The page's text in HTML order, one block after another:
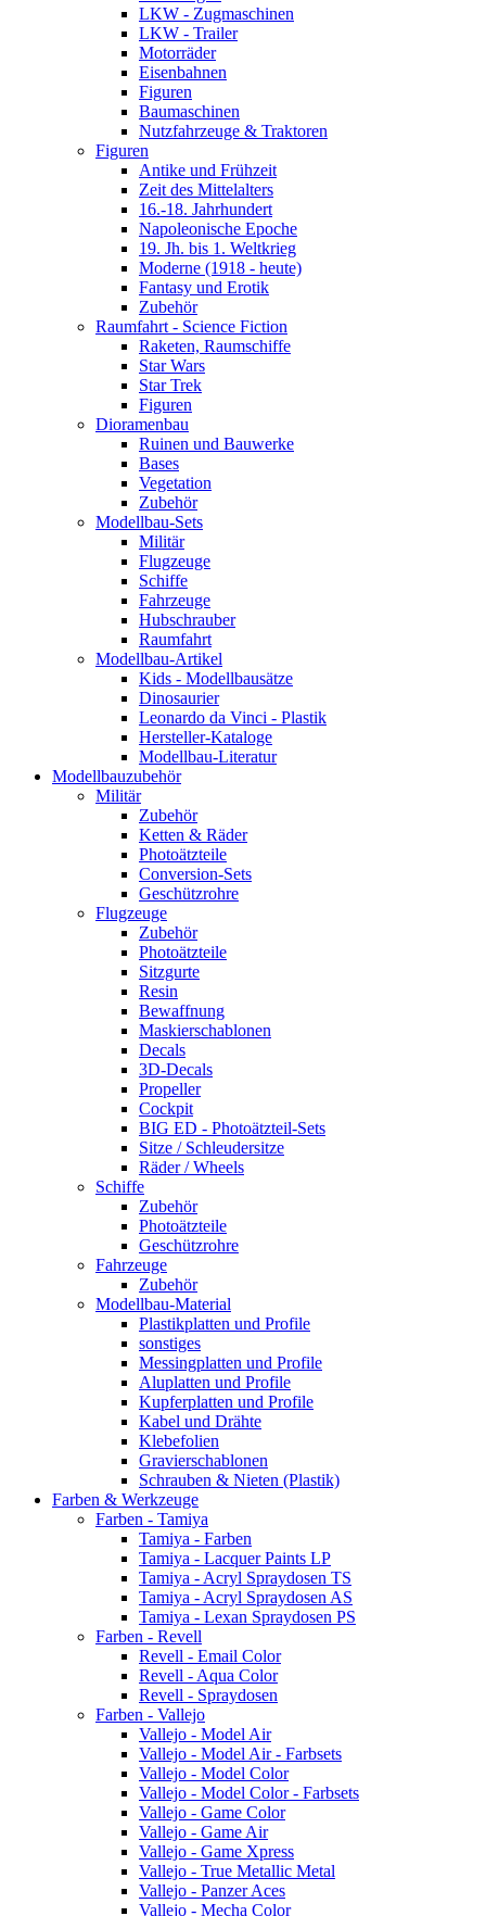
LKW - Zugmaschinen
LKW - Trailer
Motorräder
Eisenbahnen
Figuren
Baumaschinen
Nutzfahrzeuge & Traktoren
Figuren
Antike und Frühzeit
Zeit des Mittelalters
16.-18. Jahrhundert
Napoleonische Epoche
19. Jh. bis 1. Weltkrieg
Moderne (1918 - heute)
Fantasy und Erotik
Zubehör
Raumfahrt - Science Fiction
Raketen, Raumschiffe
Star Wars
Star Trek
Figuren
Dioramenbau
Ruinen und Bauwerke
Bases
Vegetation
Zubehör
Modellbau-Sets
Militär
Flugzeuge
Schiffe
Fahrzeuge
Hubschrauber
Raumfahrt
Modellbau-Artikel
Kids - Modellbausätze
Dinosaurier
Leonardo da Vinci - Plastik
Hersteller-Kataloge
Modellbau-Literatur
Modellbauzubehör
Militär
Zubehör
Ketten & Räder
Photoätzteile
Conversion-Sets
Geschützrohre
Flugzeuge
Zubehör
Photoätzteile
Sitzgurte
Resin
Bewaffnung
Maskierschablonen
Decals
3D-Decals
Propeller
Cockpit
BIG ED - Photoätzteil-Sets
Sitze / Schleudersitze
Räder / Wheels
Schiffe
Zubehör
Photoätzteile
Geschützrohre
Fahrzeuge
Zubehör
Modellbau-Material
Plastikplatten und Profile
sonstiges
Messingplatten und Profile
Aluplatten und Profile
Kupferplatten und Profile
Kabel und Drähte
Klebefolien
Gravierschablonen
Schrauben & Nieten (Plastik)
Farben & Werkzeuge
Farben - Tamiya
Tamiya - Farben
Tamiya - Lacquer Paints LP
Tamiya - Acryl Spraydosen TS
Tamiya - Acryl Spraydosen AS
Tamiya - Lexan Spraydosen PS
Farben - Revell
Revell - Email Color
Revell - Aqua Color
Revell - Spraydosen
Farben - Vallejo
Vallejo - Model Air
Vallejo - Model Air - Farbsets
Vallejo - Model Color
Vallejo - Model Color - Farbsets
Vallejo - Game Color
Vallejo - Game Air
Vallejo - Game Xpress
Vallejo - True Metallic Metal
Vallejo - Panzer Aces
Vallejo - Mecha Color